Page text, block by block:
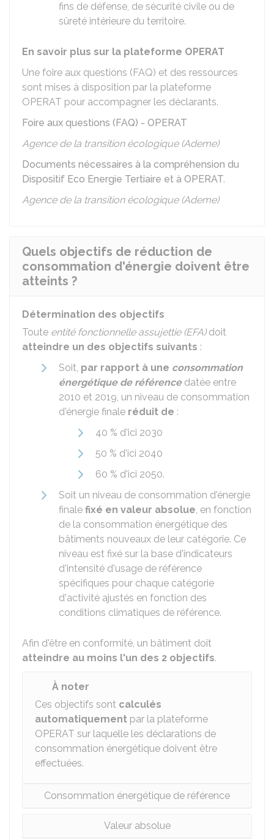
fins de défense, de sécurité civile ou de
sûreté intérieure du territoire.
En savoir plus sur la plateforme OPERAT
Une foire aux questions (FAQ) et des ressources
sont mises à disposition par la plateforme
OPERAT pour accompagner les déclarants.
Foire aux questions (FAQ) - OPERAT
Agence de la transition écologique (Ademe)
Documents nécessaires à la compréhension du
Dispositif Eco Energie Tertiaire et à OPERAT.
Agence de la transition écologique (Ademe)
Quels objectifs de réduction de
consommation d'énergie doivent être
atteints ?
Détermination des objectifs
Toute entité fonctionnelle assujettie (EFA)doit
atteindre un des objectifs suivants :
Soit, par rapport à une consommation
énergétique de référencedatée entre
2010 et 2019, un niveau de consommation
d'énergie finale réduit de :
40 % d'ici 2030
50 % d'ici 2040
60 % d'ici 2050.
Soit un niveau de consommation d'énergie
finale fixé en valeur absolue, en fonction
de la consommation énergétique des
bâtiments nouveaux de leur catégorie. Ce
niveau est fixé sur la base d'indicateurs
d'intensité d'usage de référence
spécifiques pour chaque catégorie
d'activité ajustés en fonction des
conditions climatiques de référence.
Afin d'être en conformité, un bâtiment doit
atteindre au moins l'un des 2 objectifs.
À noter
Ces objectifs sont calculés
automatiquement par la plateforme
OPERAT sur laquelle les déclarations de
consommation énergétique doivent être
effectuées.
Consommation énergétique de référence
Valeur absolue